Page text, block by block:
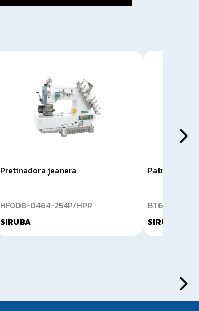
Pretinadora jeanera
HF008-0464-254P/HPR
SIRUBA
Patronera
BT630Q-01E
SIRUBA